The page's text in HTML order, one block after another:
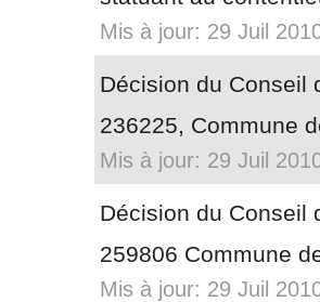
Mis à jour: 29 Juil
Décision du Conseil
236225, Commune
Mis à jour: 29 Juil
Décision du Conseil
259806 Commune
Mis à jour: 29 Juil